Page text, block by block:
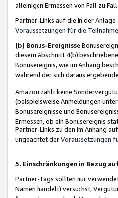
alleinigen Ermessen von Fall zu
Partner-Links auf die in der
Voraussetzungen für die
(b) Bonus-Ereignisse
diesem Abschnitt 4(b)
Bonusereignis, wie im Anhang
während der sich daraus
Amazon zahlt keine
(beispielsweise Anmeldungen
Bonusereignisse und
Ermessen, ob ein Bonusereignis
Partner-Links zu den im Anhang
ungeachtet derVoraussetzungen
5. Einschränkungen in Bezug
Partner-Tags sollten nur
Namen handelt) versuchst,